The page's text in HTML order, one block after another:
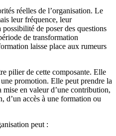
réelles de l’organisation. Le
leur fréquence, leur
de poser des questions
de transformation
laisse place aux rumeurs
pilier de cette composante. Elle
promotion. Elle peut prendre la
en valeur d’une contribution,
d’un accès à une formation ou
peut :